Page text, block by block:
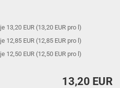
je 13,20 EUR (13,20 EUR pro l)
je 12,85 EUR (12,85 EUR pro l)
je 12,50 EUR (12,50 EUR pro l)
13,20 EUR